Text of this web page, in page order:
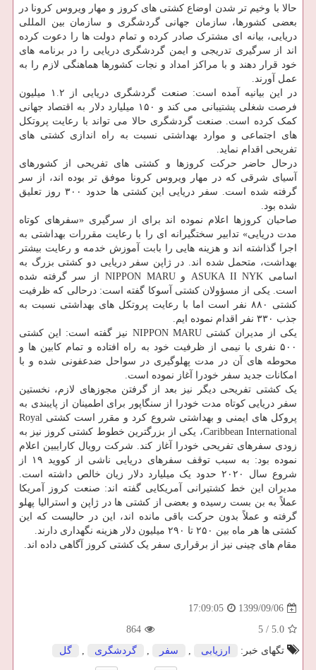
حالا با وخیم تر شدن اوضاع کشتی های کروز و مهار ویروس کرونا در
بعضی کشورها، سازمان جهانی گردشگری و سازمان بین المللی
دریایی، بیانه ای مشترک صادر کرده و تمام دولت ها را دعوت کرده
اند از سرگیری تدریجی و ایمن گردشگری دریایی را در برنامه های
خود قرار دهند و با مراکز امداد و نجات کشورها هماهنگی لازم را به
عمل آورند.
در این بیانیه آمده است: صنعت گردشگری دریایی از ۱.۲ میلیون
فرصت شغلی پشتیبانی می کند و ۱۵۰ میلیارد دلار به اقتصاد جهانی
کمک کرده است. صنعت گردشگری حالا می تواند با رعایت پروتکل
های اجتماعی و موارد بهداشتی نسبت به راه اندازی کشتی های
تفریحی اقدام نماید.
درحال حاضر حرکت کروزها و کشتی های تفریحی از کشورهای
آسیای شرقی که در مهار ویروس کرونا موفق تر بوده اند، از سر
گرفته شده است. سفر دریایی این کشتی ها حدود ۳۰۰ روز تعلیق
شده بود.
صاحبان کروزها اعلام نموده اند برای از سرگیری «سفرهای کوتاه
مدت دریایی» تدابیر سختگیرانه ای را با رعایت مقررات بهداشتی به
اجرا گذاشته اند و هزینه هایی را بابت آموزش خدمه و رعایت بیشتر
بهداشت، متحمل شده اند. در ژاپن سفر دریایی دو کشتی بزرگ به
اسامی ASUKA II NYK و NIPPON MARU از سر گرفته شده
است. یکی از مسؤولان کشتی آسوکا گفته است: درحالی که ظرفیت
کشتی ۸۸۰ نفر است اما با رعایت پروتکل های بهداشتی نسبت به
جذب ۳۳۰ نفر اقدام نموده ایم.
یکی از مدیران کشتی NIPPON MARU نیز گفته است: این کشتی
۵۰۰ نفری با نیمی از ظرفیت خود به راه افتاده و تمام کابین ها و
محوطه های آن در مدت پهلوگیری در سواحل ضدعفونی شده و با
امکانات جدید سفر خودرا آغاز نموده است.
یک کشتی تفریحی دیگر نیز بعد از گرفتن مجوزهای لازم، نخستین
سفر دریایی کوتاه مدت خودرا از سنگاپور برای اطمینان از پایبندی به
پروکل های ایمنی و بهداشتی شروع کرد و مقرر است کشتی Royal
Caribbean International، یکی از بزرگترین خطوط کشتی کروز نیز به
زودی سفرهای تفریحی خودرا آغاز کند. شرکت رویال کارایبین اعلام
نموده بود: به سبب توقف سفرهای دریایی ناشی از کووید ۱۹ از
شروع سال ۲۰۲۰ حدود یک میلیارد دلار زیان خالص داشته است.
مدیران این خط کشتیرانی آمریکایی گفته اند: صنعت کروز آمریکا
عملاً به بن بست رسیده و بعضی از کشتی ها در ژاپن و استرالیا پهلو
گرفته و عملاً بدون حرکت باقی مانده اند، این در حالیست که این
کشتی ها هر ماه بین ۲۵۰ تا ۲۹۰ میلیون دلار هزینه نگهداری دارند.
مقام های چینی نیز از برقراری سفر یک کشتی کروز آگاهی داده اند.
1399/09/06
17:09:05
5.0
/
5
864
تگهای خبر:
ارزیابی , سفر , گردشگری , گل